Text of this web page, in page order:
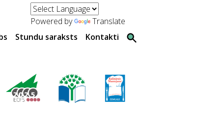
Powered by
Translate
Stundu saraksts Kontakti